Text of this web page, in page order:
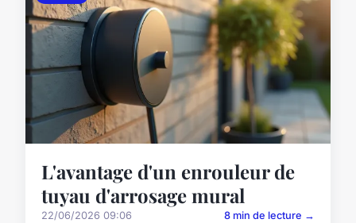
L'avantage d'un enrouleur de
tuyau d'arrosage mural
22/06/2026 09:06 8 min de lecture →